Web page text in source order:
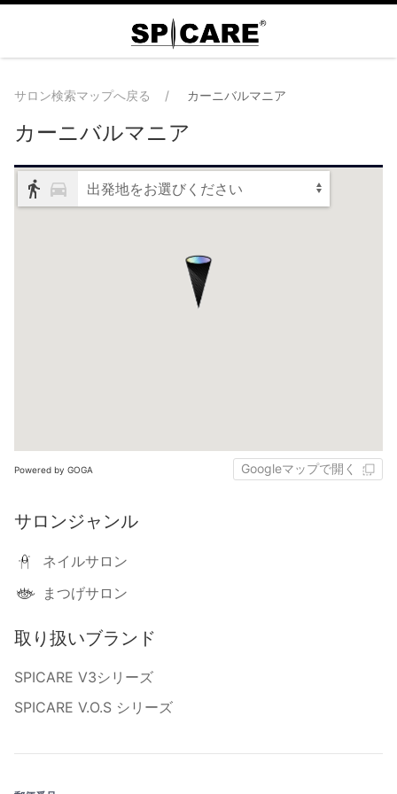
サロン検索マップへ戻る カーニバルマニア
カーニバルマニア
出発地をお選びください
Powered by GOGA Googleマップで開く
サロンジャンル
ネイルサロン
まつげサロン
取り扱いブランド
SPICARE V3シリーズ
SPICARE V.O.S シリーズ